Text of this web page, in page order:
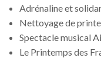
Adrénaline et
Nettoyage de
Spectacle musical
Le Printemps des